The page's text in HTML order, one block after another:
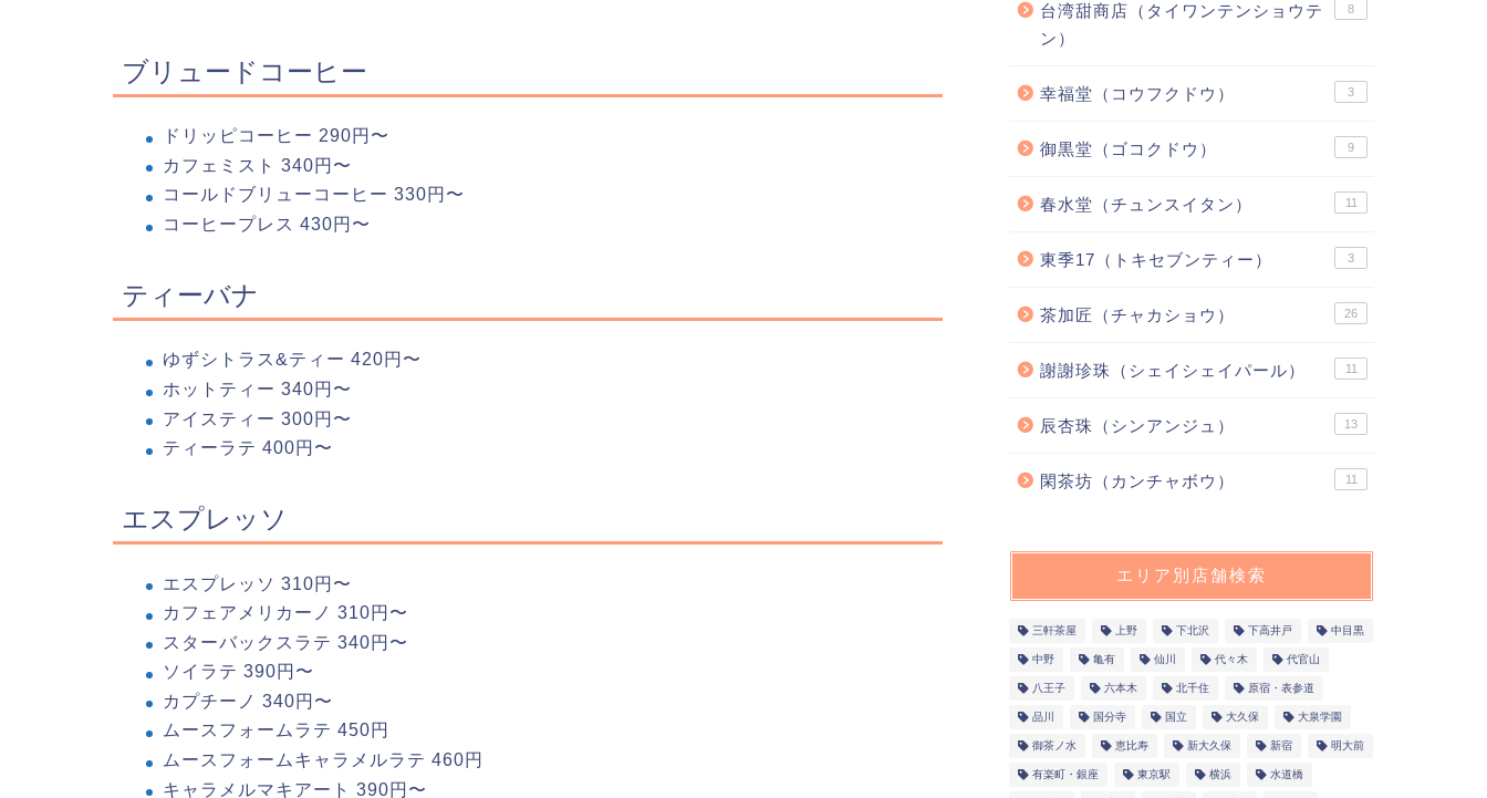
ブリュードコーヒー
ドリッピコーヒー 290円〜
カフェミスト 340円〜
コールドブリューコーヒー 330円〜
コーヒープレス 430円〜
ティーバナ
ゆずシトラス&ティー 420円〜
ホットティー 340円〜
アイスティー 300円〜
ティーラテ 400円〜
エスプレッソ
エスプレッソ 310円〜
カフェアメリカーノ 310円〜
スターバックスラテ 340円〜
ソイラテ 390円〜
カプチーノ 340円〜
ムースフォームラテ 450円
ムースフォームキャラメルラテ 460円
キャラメルマキアート 390円〜
台湾甜商店（タイワンテンショウテ
ン）
8
幸福堂（コウフクドウ） 3
御黒堂（ゴコクドウ） 9
春水堂（チュンスイタン） 11
東季17（トキセブンティー） 3
茶加匠（チャカショウ） 26
謝謝珍珠（シェイシェイパール） 11
辰杏珠（シンアンジュ） 13
閑茶坊（カンチャボウ） 11
エリア別店舗検索
三軒茶屋 上野 下北沢 下高井戸 中目黒
中野 亀有 仙川 代々木 代官山
八王子 六本木 北千住 原宿・表参道
品川 国分寺 国立 大久保 大泉学園
御茶ノ水 恵比寿 新大久保 新宿 明大前
有楽町・銀座 東京駅 横浜 水道橋